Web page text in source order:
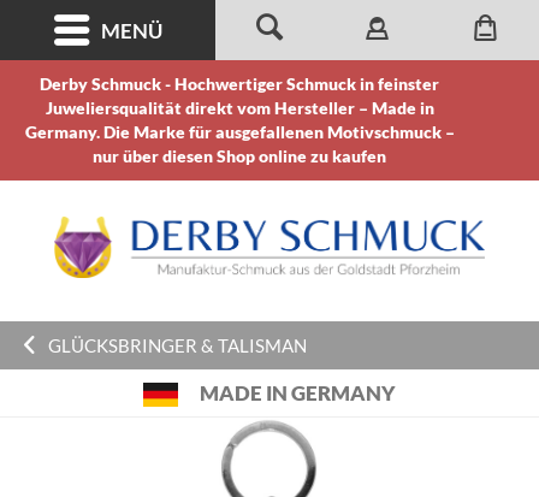
Derby Schmuck - Hochwertiger Schmuck in feinster
Juweliersqualität direkt vom Hersteller – Made in
Germany. Die Marke für ausgefallenen Motivschmuck –
nur über diesen Shop online zu kaufen
MENÜ
GLÜCKSBRINGER & TALISMAN
MADE IN GERMANY